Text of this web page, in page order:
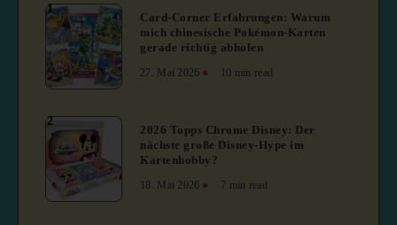
1
Card-Corner Erfahrungen: Warum
mich chinesische Pokémon-Karten
gerade richtig abholen
27. Mai 2026 10 min read
2
2026 Topps Chrome Disney: Der
nächste große Disney-Hype im
Kartenhobby?
18. Mai 2026 7 min read